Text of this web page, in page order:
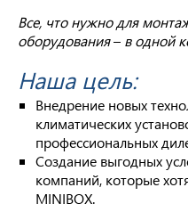
Все, что нужно для
оборудования– в одной
Наша цель:
Внедрение новых
климатических
профессиональных
Создание выгодных
компаний, которые
MINIBOX.